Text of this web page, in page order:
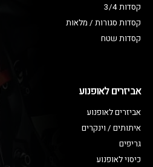
קסדות 3/4
קסדות סגורות / מלאות
קסדות שטח
אביזרים לאופנוע
אביזרים לאופנוע
איתותים / וינקרים
גריפים
כיסוי לאופנוע